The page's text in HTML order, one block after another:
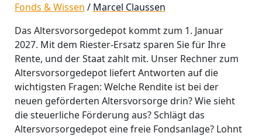
Fonds & Wissen / Marcel Claussen
Das Altersvorsorgedepot kommt zum 1. Januar
2027. Mit dem Riester‑Ersatz sparen Sie für Ihre
Rente, und der Staat zahlt mit. Unser Rechner zum
Altersvorsorgedepot liefert Antworten auf die
wichtigsten Fragen: Welche Rendite ist bei der
neuen geförderten Altersvorsorge drin? Wie sieht
die steuerliche Förderung aus? Schlägt das
Altersvorsorgedepot eine freie Fondsanlage? Lohnt